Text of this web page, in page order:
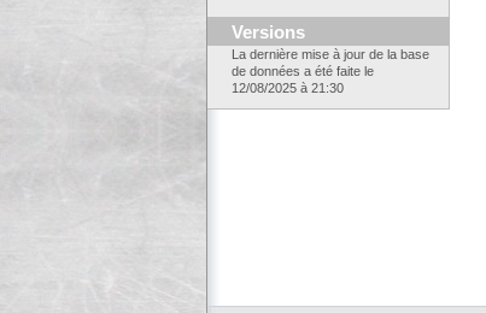
Versions
La dernière mise à jour de la base
de données a été faite le
12/08/2025 à 21:30